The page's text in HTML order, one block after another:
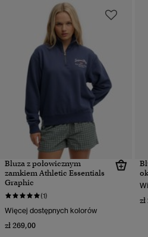
Bluza z połowicznym
zamkiem Athletic Essentials
Graphic
(1)
Więcej dostępnych kolorów
zł 269,00